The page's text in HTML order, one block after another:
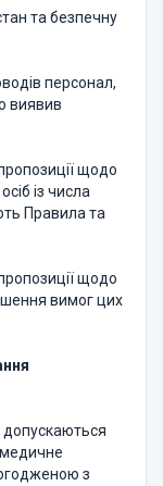
та безпечну
персонал,
виявив
щодо
із числа
Правила та
щодо
вимог цих
допускаються
з